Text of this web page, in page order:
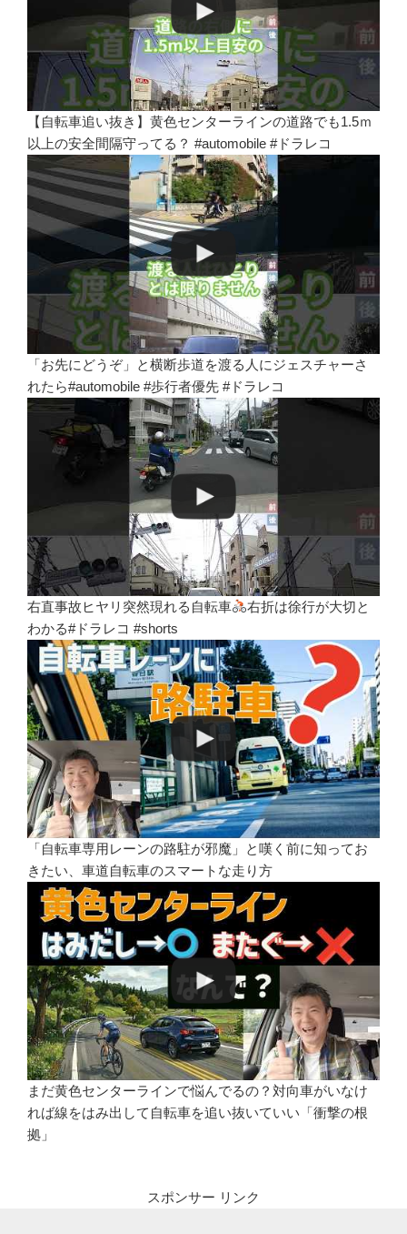
【自転車追い抜き】黄色センターラインの道路でも1.5ｍ
以上の安全間隔守ってる？ #automobile #ドラレコ
「お先にどうぞ」と横断歩道を渡る人にジェスチャーさ
れたら#automobile #歩行者優先 #ドラレコ
右直事故ヒヤリ突然現れる自転車
右折は徐行が大切と
わかる#ドラレコ #shorts
「自転車専用レーンの路駐が邪魔」と嘆く前に知ってお
きたい、車道自転車のスマートな走り方
まだ黄色センターラインで悩んでるの？対向車がいなけ
れば線をはみ出して自転車を追い抜いていい「衝撃の根
拠」
スポンサー リンク